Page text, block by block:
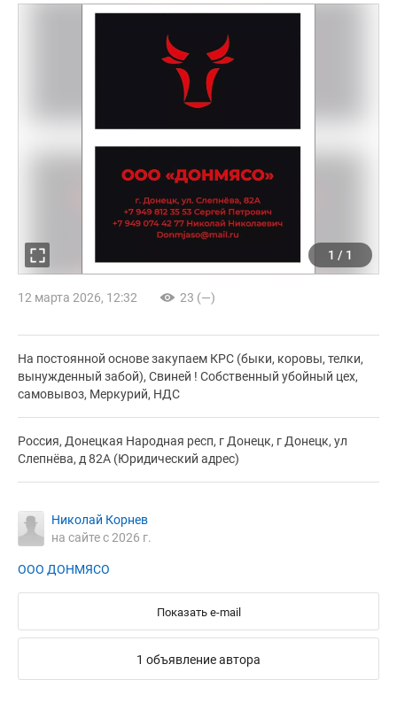
1 / 1
12 марта 2026, 12:32 23 (—)
На постоянной основе закупаем КРС (быки, коровы, телки,
вынужденный забой), Свиней ! Собственный убойный цех,
самовывоз, Меркурий, НДС
Россия, Донецкая Народная респ, г Донецк, г Донецк, ул
Слепнёва, д 82А (Юридический адрес)
Николай Корнев
на сайте с 2026 г.
ООО ДОНМЯСО
Показать e-mail
1 объявление автора